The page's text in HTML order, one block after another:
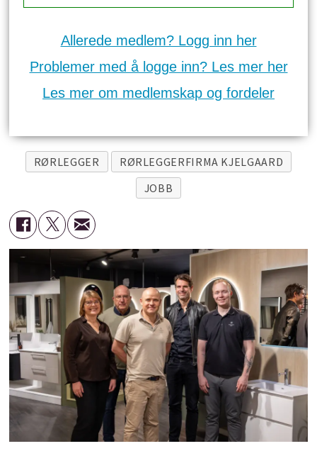
Allerede medlem? Logg inn her
Problemer med å logge inn? Les mer her
Les mer om medlemskap og fordeler
RØRLEGGER
RØRLEGGERFIRMA KJELGAARD
JOBB